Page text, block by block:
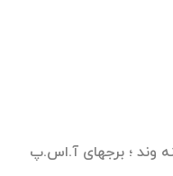
وند ؛ برجهای آ.اس.پ